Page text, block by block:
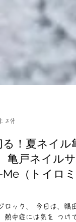
: 2分
亀戸ネイルサ